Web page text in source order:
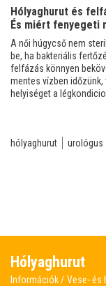
Hólyaghurut és
És miért fenyegeti
A női húgycső nem
be, ha bakteriális
felfázás könnyen
mentes vízben
helyiséget a
hólyaghurut urológus
Hólyaghurut
Információk Vese- és